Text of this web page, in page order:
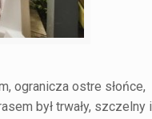
ogranicza ostre słońce,
był trwały, szczelny i